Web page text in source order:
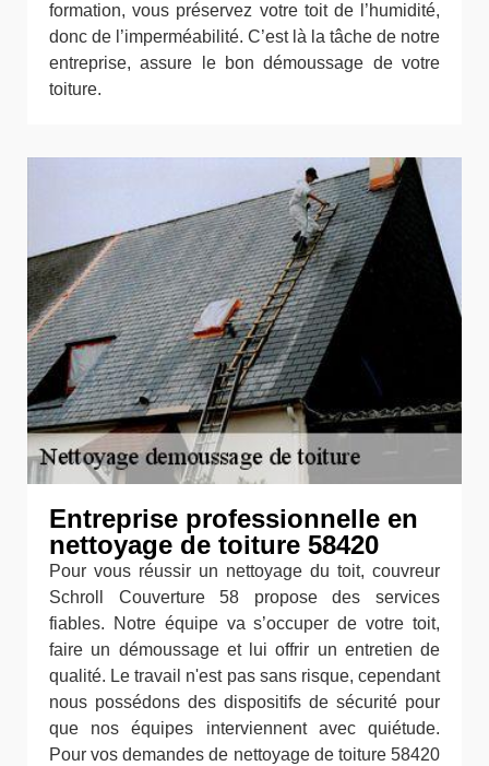
formation, vous préservez votre toit de l’humidité,
donc de l’imperméabilité. C’est là la tâche de notre
entreprise, assure le bon démoussage de votre
toiture.
Entreprise professionnelle en
nettoyage de toiture 58420
Pour vous réussir un nettoyage du toit, couvreur
Schroll Couverture 58 propose des services
fiables. Notre équipe va s’occuper de votre toit,
faire un démoussage et lui offrir un entretien de
qualité. Le travail n'est pas sans risque, cependant
nous possédons des dispositifs de sécurité pour
que nos équipes interviennent avec quiétude.
Pour vos demandes de nettoyage de toiture 58420